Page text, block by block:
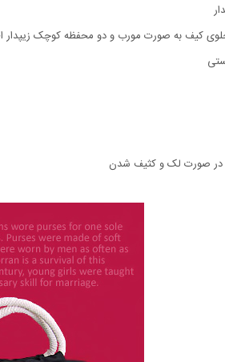
کیف به صورت مورب و دو محفظه کوچک زیپدار
صورت لک و کثیف شدن